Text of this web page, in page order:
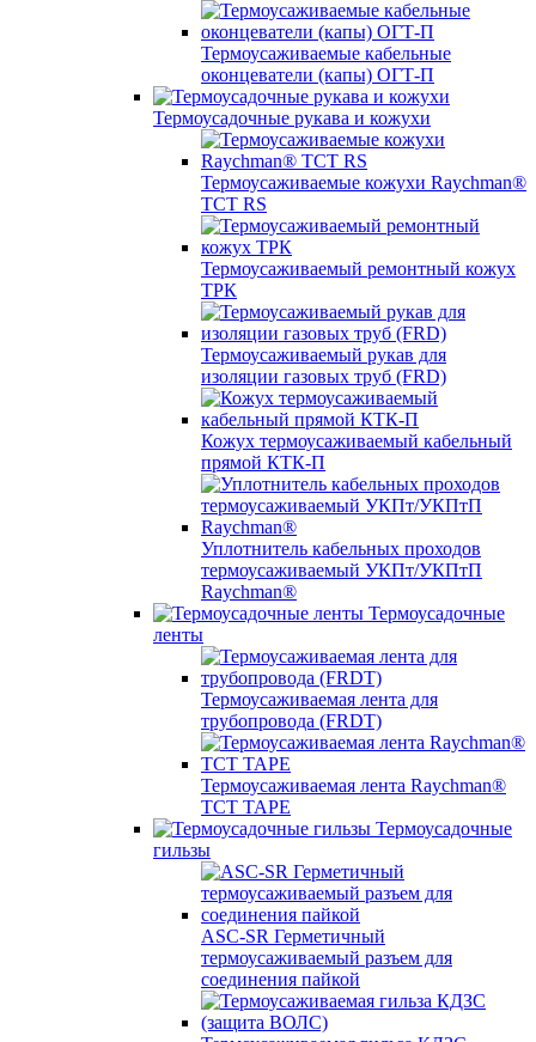
Термоусаживаемые кабельные
оконцеватели (капы) ОГТ-П
Термоусадочные рукава и кожухи
Термоусаживаемые кожухи Raychman®
TCT RS
Термоусаживаемый ремонтный кожух
ТРК
Термоусаживаемый рукав для
изоляции газовых труб (FRD)
Кожух термоусаживаемый кабельный
прямой КТК-П
Уплотнитель кабельных проходов
термоусаживаемый УКПт/УКПтП
Raychman®
Термоусадочные
ленты
Термоусаживаемая лента для
трубопровода (FRDT)
Термоусаживаемая лента Raychman®
TCT TAPE
Термоусадочные
гильзы
ASC‐SR Герметичный
термоусаживаемый разъем для
соединения пайкой